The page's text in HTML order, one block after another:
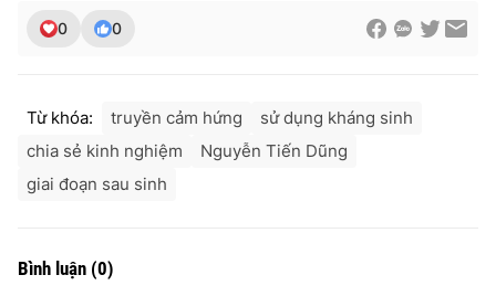
0 0
Từ khóa: truyền cảm hứng
sử dụng kháng sinh
chia sẻ kinh nghiệm
Nguyễn Tiến Dũng
giai đoạn sau sinh
Bình luận (0)